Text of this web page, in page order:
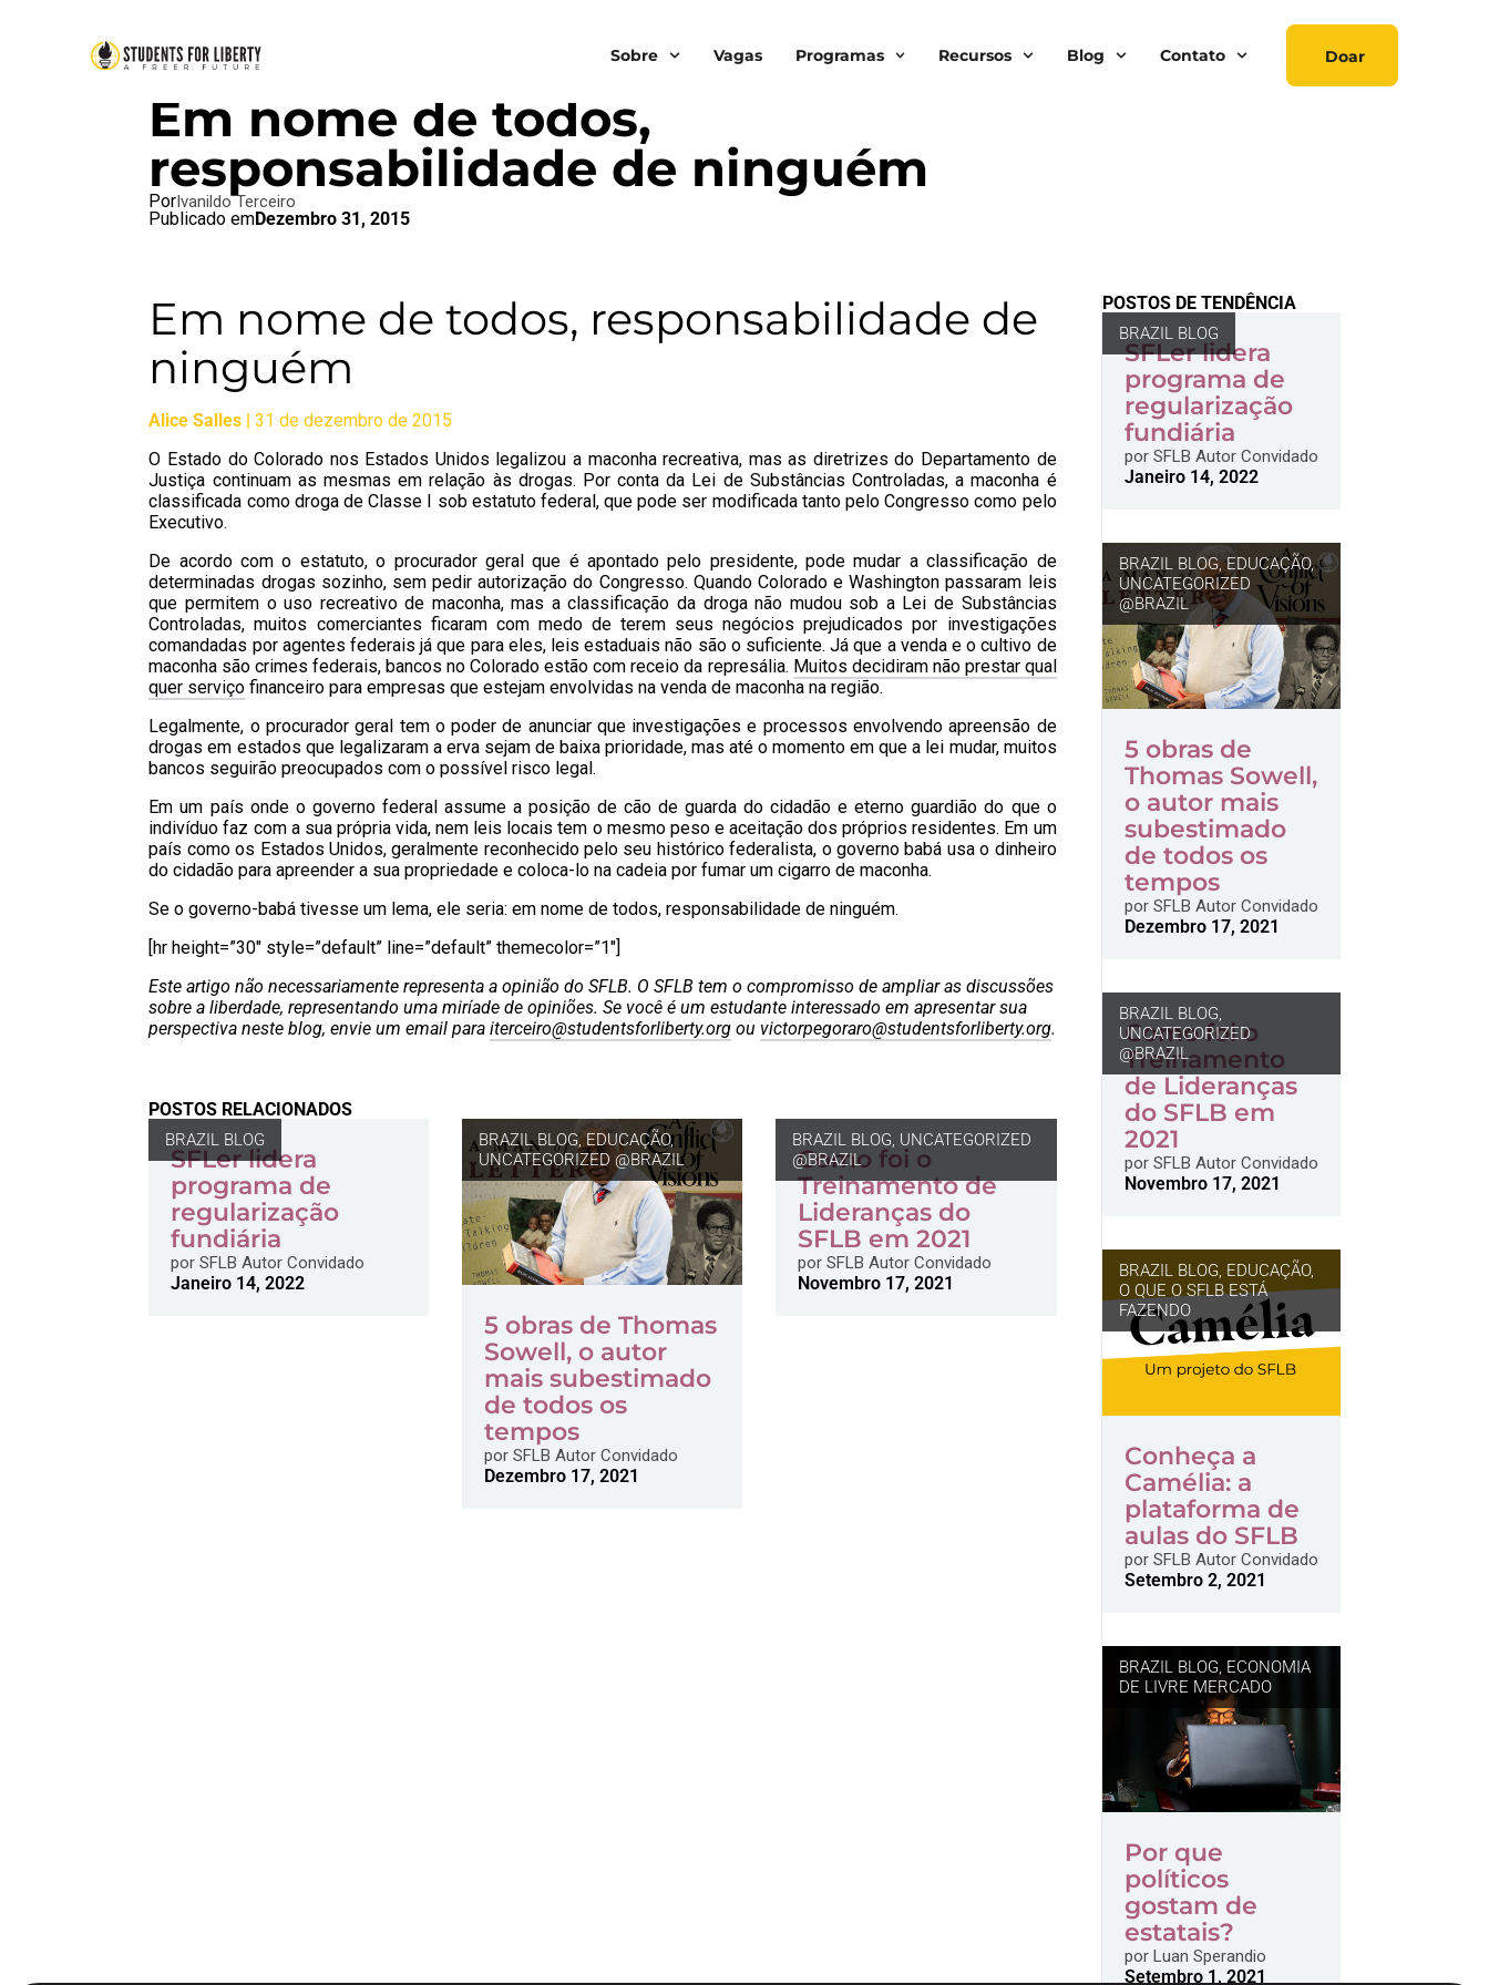
Sobre Vagas Programas Recursos Blog Contato Doar
Em nome de todos,
responsabilidade de ninguém
PorIvanildo Terceiro
Publicado emDezembro 31, 2015
Em nome de todos, responsabilidade de
ninguém
Alice Salles |31 de dezembro de 2015
O Estado do Colorado nos Estados Unidos legalizou a maconha recreativa, mas as diretrizes do Departamento de
Justiça continuam as mesmas em relação às drogas. Por conta da Lei de Substâncias Controladas, a maconha é
classificada como droga de Classe I sob estatuto federal, que pode ser modificada tanto pelo Congresso como pelo
Executivo.
De acordo com o estatuto, o procurador geral que é apontado pelo presidente, pode mudar a classificação de
determinadas drogas sozinho, sem pedir autorização do Congresso. Quando Colorado e Washington passaram leis
que permitem o uso recreativo de maconha, mas a classificação da droga não mudou sob a Lei de Substâncias
Controladas, muitos comerciantes ficaram com medo de terem seus negócios prejudicados por investigações
comandadas por agentes federais já que para eles, leis estaduais não são o suficiente. Já que a venda e o cultivo de
maconha são crimes federais, bancos no Colorado estão com receio da represália. Muitos decidiram não prestar qual
quer serviço financeiro para empresas que estejam envolvidas na venda de maconha na região.
Legalmente, o procurador geral tem o poder de anunciar que investigações e processos envolvendo apreensão de
drogas em estados que legalizaram a erva sejam de baixa prioridade, mas até o momento em que a lei mudar, muitos
bancos seguirão preocupados com o possível risco legal.
Em um país onde o governo federal assume a posição de cão de guarda do cidadão e eterno guardião do que o
indivíduo faz com a sua própria vida, nem leis locais tem o mesmo peso e aceitação dos próprios residentes. Em um
país como os Estados Unidos, geralmente reconhecido pelo seu histórico federalista, o governo babá usa o dinheiro
do cidadão para apreender a sua propriedade e coloca-lo na cadeia por fumar um cigarro de maconha.
Se o governo-babá tivesse um lema, ele seria: em nome de todos, responsabilidade de ninguém.
[hr height=”30″ style=”default” line=”default” themecolor=”1″]
Este artigo não necessariamente representa a opinião do SFLB. O SFLB tem o compromisso de ampliar as discussões
sobre a liberdade, representando uma miríade de opiniões. Se você é um estudante interessado em apresentar sua
perspectiva neste blog, envie um email para iterceiro@studentsforliberty.org ou victorpegoraro@studentsforliberty.org.
POSTOS RELACIONADOS
BRAZIL BLOG
SFLer lidera
programa de
regularização
fundiária
por SFLB Autor Convidado
Janeiro 14, 2022
BRAZIL BLOG,EDUCAÇÃO,
UNCATEGORIZED @BRAZIL
5 obras de Thomas
Sowell, o autor
mais subestimado
de todos os
tempos
por SFLB Autor Convidado
Dezembro 17, 2021
BRAZIL BLOG, UNCATEGORIZED
@BRAZIL
Como foi o
Treinamento de
Lideranças do
SFLB em 2021
por SFLB Autor Convidado
Novembro 17, 2021
POSTOS DE TENDÊNCIA
BRAZIL BLOG
SFLer lidera
programa de
regularização
fundiária
porSFLB Autor Convidado
Janeiro 14, 2022
BRAZIL BLOG,EDUCAÇÃO,
UNCATEGORIZED
@BRAZIL
5 obras de
Thomas Sowell,
o autor mais
subestimado
de todos os
tempos
porSFLB Autor Convidado
Dezembro 17, 2021
BRAZIL BLOG,
UNCATEGORIZED
@BRAZIL
Como foi o
Treinamento
de Lideranças
do SFLB em
2021
porSFLB Autor Convidado
Novembro 17, 2021
BRAZIL BLOG, EDUCAÇÃO,
O QUE O SFLB ESTÁ
FAZENDO
Conheça a
Camélia: a
plataforma de
aulas do SFLB
porSFLB Autor Convidado
Setembro 2, 2021
BRAZIL BLOG, ECONOMIA
DE LIVRE MERCADO
Por que
políticos
gostam de
estatais?
porLuan Sperandio
Setembro 1, 2021